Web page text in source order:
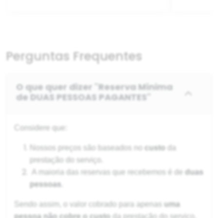
Perguntas Frequentes
O que quer dizer "Reserva Mínima
de DUAS PESSOAS PAGANTES"
Considere que:
Nossos preços são baseados no custo
da
prestação do serviço.
A maioria das reservas que recebemos é de duas
pessoas
Sendo assim, o valor cobrado para apenas uma
pessoa não cobre o custo da prestação do serviço.